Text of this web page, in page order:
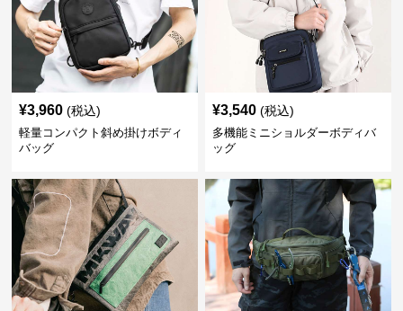
¥3,960 (税込)
軽量コンパクト斜め掛けボディ
バッグ
¥3,540 (税込)
多機能ミニショルダーボディバ
ッグ